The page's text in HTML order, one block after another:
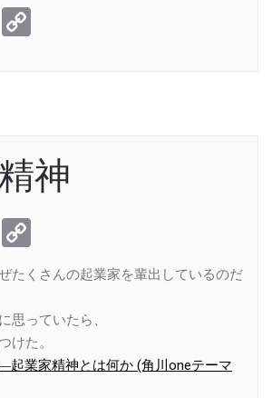
Line
神
Line
Link
たくさんの起業家を輩出しているのだ
思っていたら、
けた。
起業家精神とは何か (角川oneテーマ